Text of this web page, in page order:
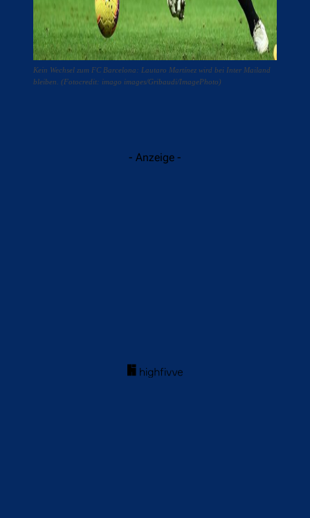
Kein Wechsel zum FC Barcelona: Lautaro Martínez wird bei Inter Mailand
bleiben. (Fotocredit: imago images/Gribaudi/ImagePhoto)
- Anzeige -